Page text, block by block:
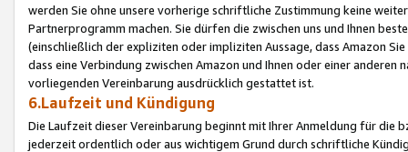
werden Sie ohne unsere vorherige schriftliche Zustimmung keine
Partnerprogramm machen. Sie dürfen die zwischen uns und Ihnen
(einschließlich der expliziten oder impliziten Aussage, dass Amazon
dass eine Verbindung zwischen Amazon und Ihnen oder einer
vorliegenden Vereinbarung ausdrücklich gestattet ist.
6.Laufzeit und Kündigung
Die Laufzeit dieser Vereinbarung beginnt mit Ihrer Anmeldung für die
jederzeit ordentlich oder aus wichtigem Grund durch schriftliche